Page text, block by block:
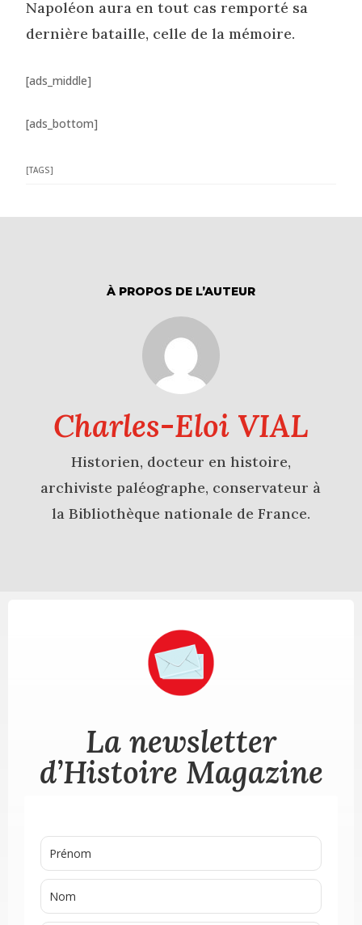
Napoléon aura en tout cas remporté sa
dernière bataille, celle de la mémoire.
[ads_middle]
[ads_bottom]
[TAGS]
À PROPOS DE L’AUTEUR
Charles-Eloi VIAL
Historien, docteur en histoire,
archiviste paléographe, conservateur à
la Bibliothèque nationale de France.
La newsletter
d’Histoire Magazine